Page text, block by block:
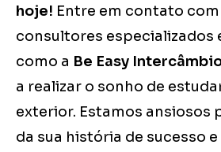
hoje! Entre em contato
consultores especializados
como a Be Easy
a realizar o sonho de
exterior. Estamos ansiosos
da sua história de sucesso